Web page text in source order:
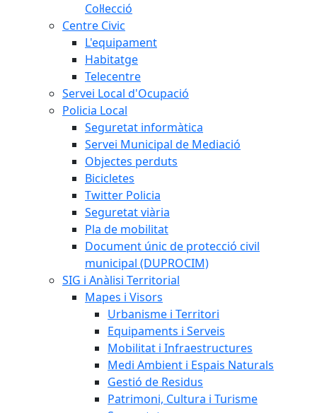
Col·lecció
Centre Civic
L'equipament
Habitatge
Telecentre
Servei Local d'Ocupació
Policia Local
Seguretat informàtica
Servei Municipal de Mediació
Objectes perduts
Bicicletes
Twitter Policia
Seguretat viària
Pla de mobilitat
Document únic de protecció civil
municipal (DUPROCIM)
SIG i Anàlisi Territorial
Mapes i Visors
Urbanisme i Territori
Equipaments i Serveis
Mobilitat i Infraestructures
Medi Ambient i Espais Naturals
Gestió de Residus
Patrimoni, Cultura i Turisme